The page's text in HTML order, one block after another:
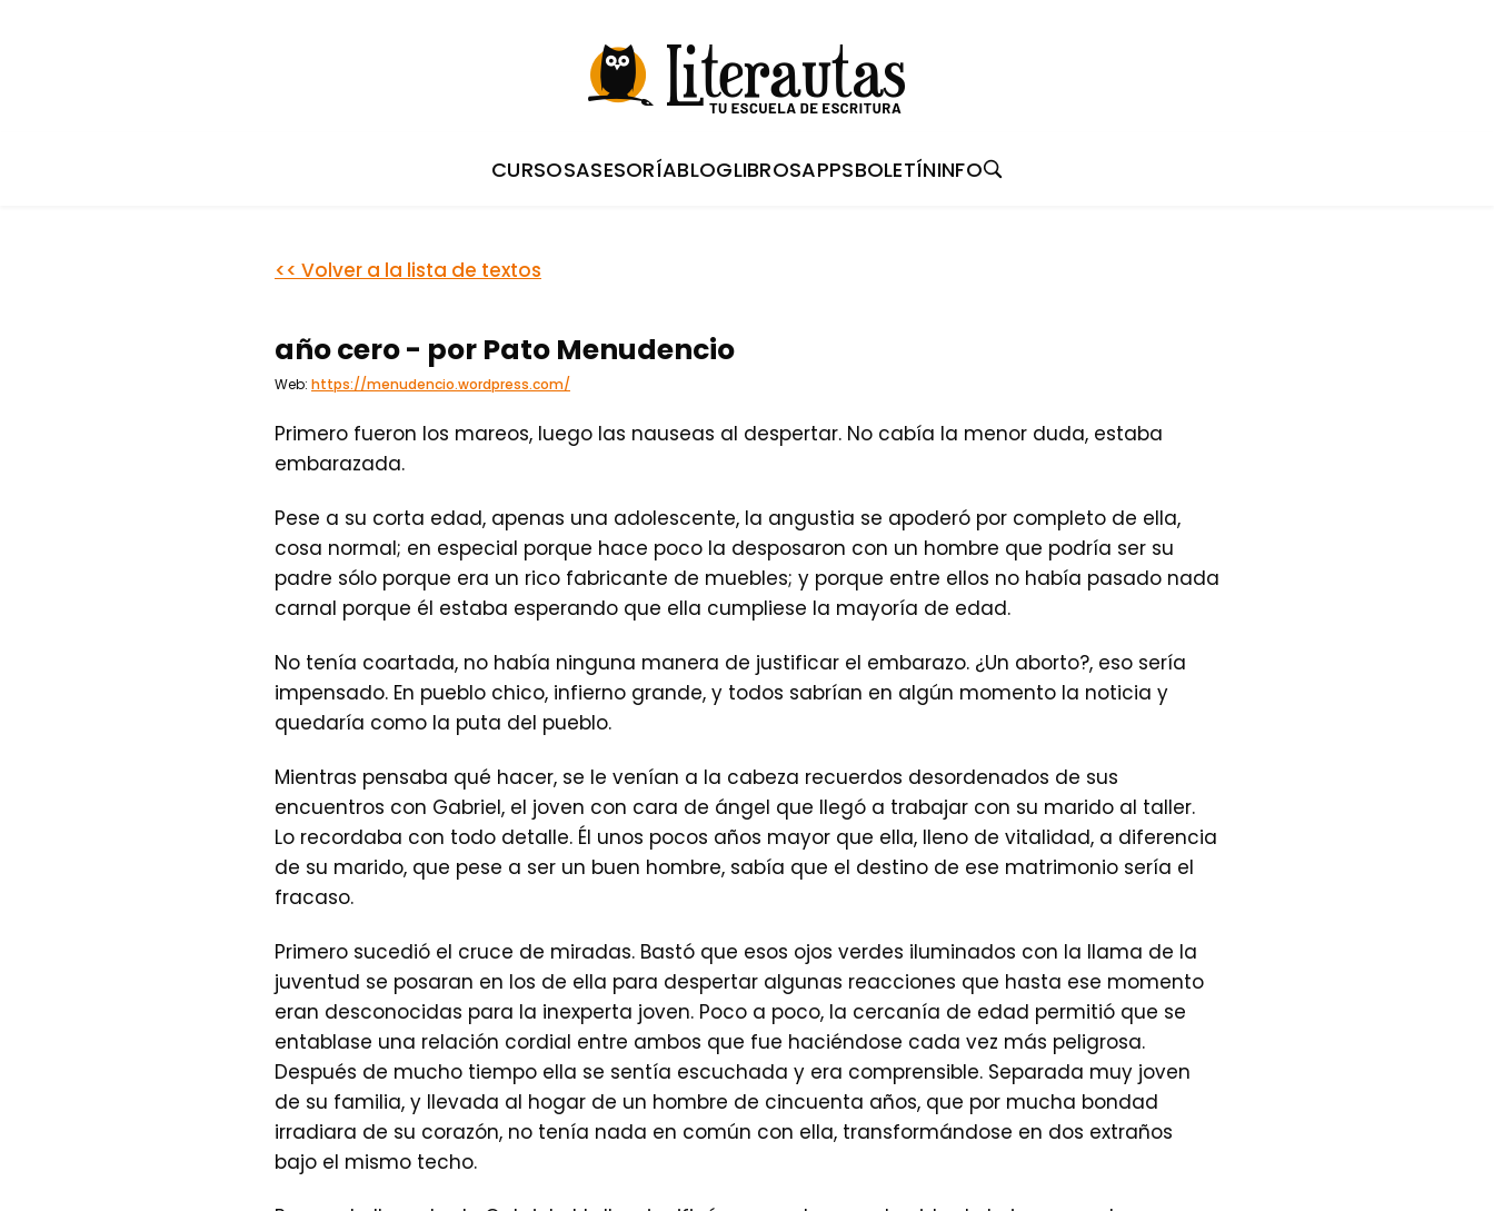
CURSOSASESORÍABLOGLIBROSAPPSBOLETÍNINFO
<< Volver a la lista de textos
año cero - por Pato Menudencio
Web: https://menudencio.wordpress.com/
Primero fueron los mareos, luego las nauseas al despertar. No cabía la menor duda, estaba
embarazada.
Pese a su corta edad, apenas una adolescente, la angustia se apoderó por completo de ella,
cosa normal; en especial porque hace poco la desposaron con un hombre que podría ser su
padre sólo porque era un rico fabricante de muebles; y porque entre ellos no había pasado nada
carnal porque él estaba esperando que ella cumpliese la mayoría de edad.
No tenía coartada, no había ninguna manera de justificar el embarazo. ¿Un aborto?, eso sería
impensado. En pueblo chico, infierno grande, y todos sabrían en algún momento la noticia y
quedaría como la puta del pueblo.
Mientras pensaba qué hacer, se le venían a la cabeza recuerdos desordenados de sus
encuentros con Gabriel, el joven con cara de ángel que llegó a trabajar con su marido al taller.
Lo recordaba con todo detalle. Él unos pocos años mayor que ella, lleno de vitalidad, a diferencia
de su marido, que pese a ser un buen hombre, sabía que el destino de ese matrimonio sería el
fracaso.
Primero sucedió el cruce de miradas. Bastó que esos ojos verdes iluminados con la llama de la
juventud se posaran en los de ella para despertar algunas reacciones que hasta ese momento
eran desconocidas para la inexperta joven. Poco a poco, la cercanía de edad permitió que se
entablase una relación cordial entre ambos que fue haciéndose cada vez más peligrosa.
Después de mucho tiempo ella se sentía escuchada y era comprensible. Separada muy joven
de su familia, y llevada al hogar de un hombre de cincuenta años, que por mucha bondad
irradiara de su corazón, no tenía nada en común con ella, transformándose en dos extraños
bajo el mismo techo.